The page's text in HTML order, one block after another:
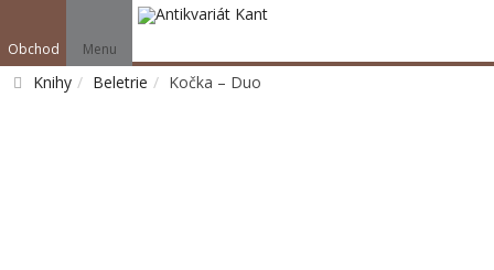
Obchod Menu
Knihy Beletrie Kočka – Duo